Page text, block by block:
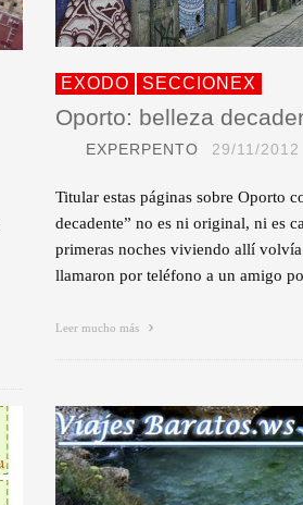
EXODO SECCIONEX
Oporto: belleza
EXPERPENTO 29/11/2012
Titular estas páginas sobre Oporto
decadente” no es ni original, ni es
primeras noches viviendo allí volvía
llamaron por teléfono a un amigo
Leer mucho más